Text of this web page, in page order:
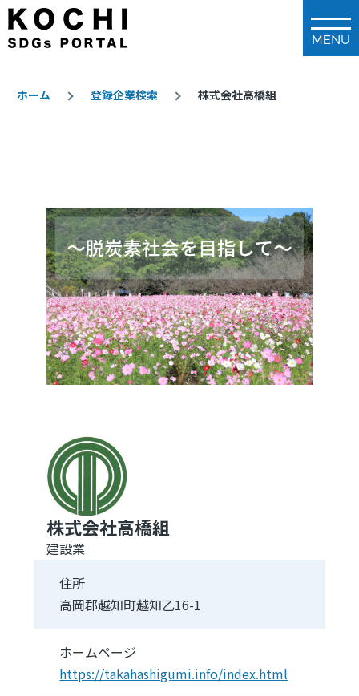
メインコンテンツに移動
ホーム 登録企業検索 株式会社高橋組
株式会社高橋組
建設業
住所
高岡郡越知町越知乙16-1
ホームページ
https://takahashigumi.info/index.html